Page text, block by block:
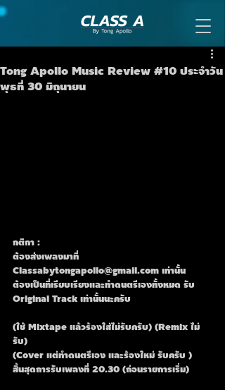
Tong Apollo Music Review #10 ประจำวัน
พุธที่ 30 มิถุนายน
กติกา :
ต้องส่งเพลงมาที่
Classabytongapollo@gmail.com เท่านั้น
ต้องเป็นที่เรียบเรียงและทำดนตรีเองทั้งหมด รับ
Original Track เท่านั้นนะครับ
(ใช้ Mixtape แล้วร้องใส่ไม่รับครับ) (Remix ไม่
รับ)
(Cover แต่ทำดนตรีเอง และร้องใหม่ รับครับ )
สิ้นสุดการรับเพลงที่ 20.30 (ก่อนรายการเริ่ม)